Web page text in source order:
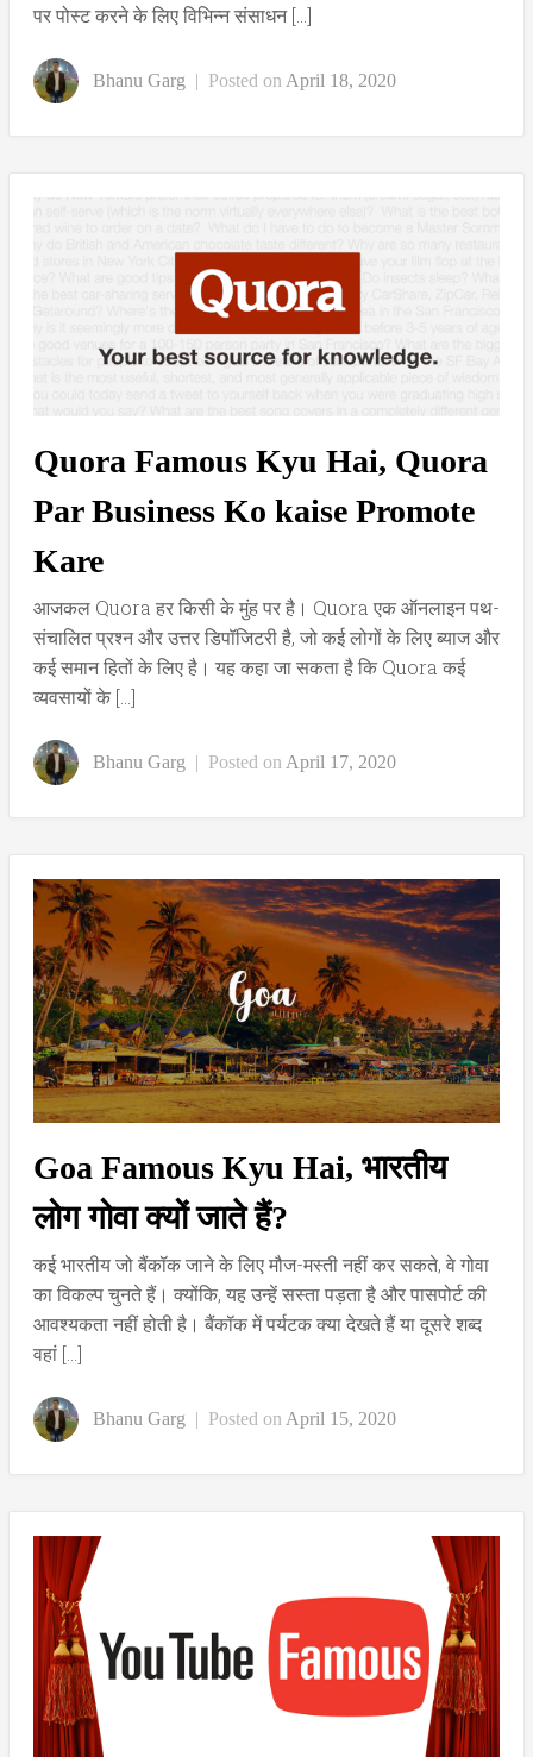
पर पोस्ट करने के लिए विभिन्न संसाधन […]
Bhanu Garg | Posted on April 18, 2020
Quora Famous Kyu Hai, Quora
Par Business Ko kaise Promote
Kare
आजकल Quora हर किसी के मुंह पर है। Quora एक ऑनलाइन पथ-
संचालित प्रश्न और उत्तर डिपॉजिटरी है, जो कई लोगों के लिए ब्याज और
कई समान हितों के लिए है। यह कहा जा सकता है कि Quora कई
व्यवसायों के […]
Bhanu Garg | Posted on April 17, 2020
Goa Famous Kyu Hai, भारतीय
लोग गोवा क्यों जाते हैं?
कई भारतीय जो बैंकॉक जाने के लिए मौज-मस्ती नहीं कर सकते, वे गोवा
का विकल्प चुनते हैं। क्योंकि, यह उन्हें सस्ता पड़ता है और पासपोर्ट की
आवश्यकता नहीं होती है। बैंकॉक में पर्यटक क्या देखते हैं या दूसरे शब्द
वहां […]
Bhanu Garg | Posted on April 15, 2020